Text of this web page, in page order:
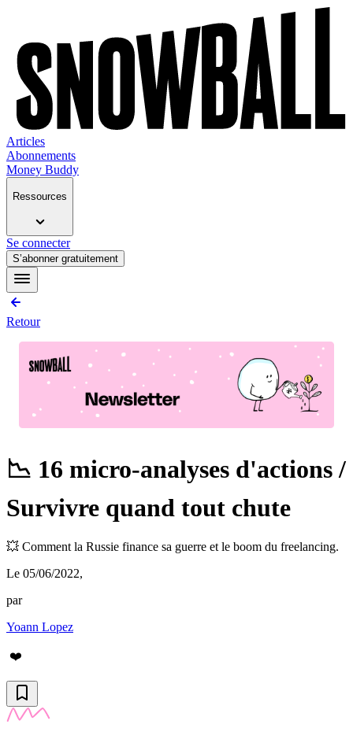
Articles
Abonnements
Money Buddy
Ressources
Se connecter
S’abonner gratuitement
Retour
📉 16 micro-analyses d'actions /
Survivre quand tout chute
💥 Comment la Russie finance sa guerre et le boom du freelancing.
Le 05/06/2022,
par
Yoann Lopez
❤️